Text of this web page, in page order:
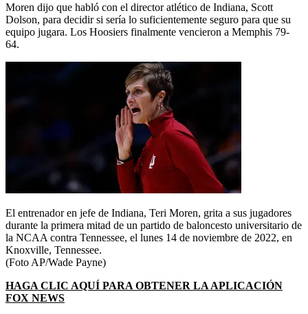
Moren dijo que habló con el director atlético de Indiana, Scott
Dolson, para decidir si sería lo suficientemente seguro para que su
equipo jugara. Los Hoosiers finalmente vencieron a Memphis 79-
64.
El entrenador en jefe de Indiana, Teri Moren, grita a sus jugadores
durante la primera mitad de un partido de baloncesto universitario de
la NCAA contra Tennessee, el lunes 14 de noviembre de 2022, en
Knoxville, Tennessee.
(Foto AP/Wade Payne)
HAGA CLIC AQUÍ PARA OBTENER LA APLICACIÓN
FOX NEWS